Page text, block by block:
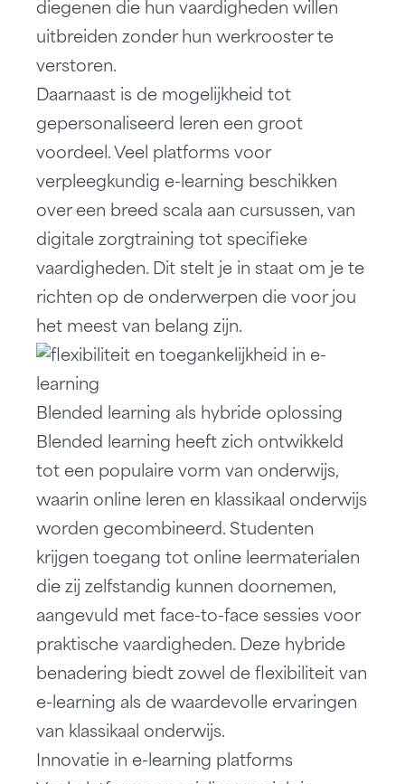
diegenen die hun vaardigheden willen
uitbreiden zonder hun werkrooster te
verstoren.
Daarnaast is de mogelijkheid tot
gepersonaliseerd leren een groot
voordeel. Veel platforms voor
verpleegkundig e-learning beschikken
over een breed scala aan cursussen, van
digitale zorgtraining tot specifieke
vaardigheden. Dit stelt je in staat om je te
richten op de onderwerpen die voor jou
het meest van belang zijn.
Blended learning als hybride oplossing
Blended learning heeft zich ontwikkeld
tot een populaire vorm van onderwijs,
waarin online leren en klassikaal onderwijs
worden gecombineerd. Studenten
krijgen toegang tot online leermaterialen
die zij zelfstandig kunnen doornemen,
aangevuld met face-to-face sessies voor
praktische vaardigheden. Deze hybride
benadering biedt zowel de flexibiliteit van
e-learning als de waardevolle ervaringen
van klassikaal onderwijs.
Innovatie in e-learning platforms